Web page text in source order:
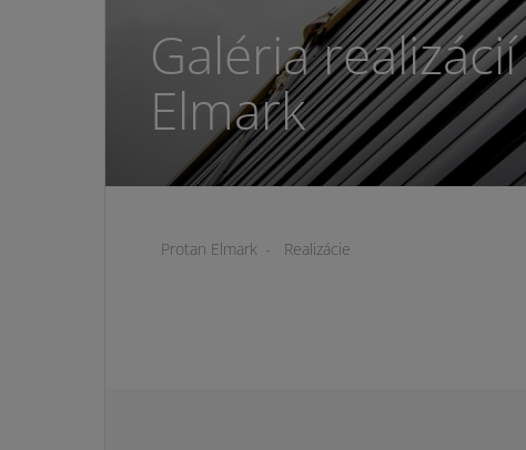
Galéria
Elmark
Protan Elmark - Realizácie